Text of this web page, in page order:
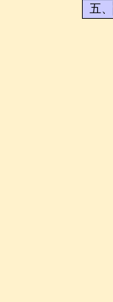
五、